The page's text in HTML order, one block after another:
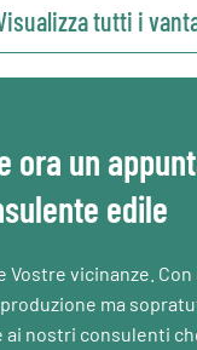
tutti i
ora un
edile
Vostre vicinanze.
ma
ai nostri consulenti